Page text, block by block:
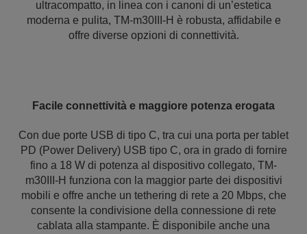
ultracompatto, in linea con i canoni di un’estetica
moderna e pulita, TM-m30III-H è robusta, affidabile e
offre diverse opzioni di connettività.
Facile connettività e maggiore potenza erogata
Con due porte USB di tipo C, tra cui una porta per tablet
PD (Power Delivery) USB tipo C, ora in grado di fornire
fino a 18 W di potenza al dispositivo collegato, TM-
m30III-H funziona con la maggior parte dei dispositivi
mobili e offre anche un tethering di rete a 20 Mbps, che
consente la condivisione della connessione di rete
cablata alla stampante. È disponibile anche una